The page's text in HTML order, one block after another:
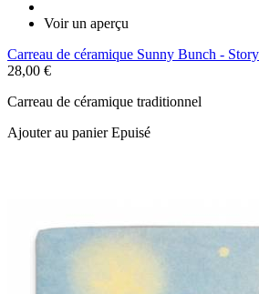
Voir un aperçu
Carreau de céramique Sunny Bunch -
28,00 €
Carreau de céramique traditionnel
Ajouter au panierEpuisé